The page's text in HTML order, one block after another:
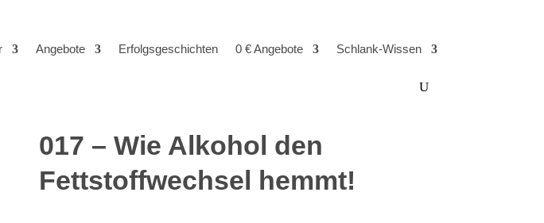
Angebote Erfolgsgeschichten 0 € Angebote Schlank-Wissen
017 – Wie Alkohol den
Fettstoffwechsel hemmt!